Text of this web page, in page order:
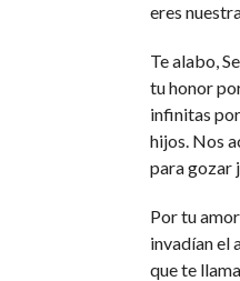
eres
Te alabo,
tu honor
infinitas
hijos. Nos
para gozar
Por tu
invadían el
que te